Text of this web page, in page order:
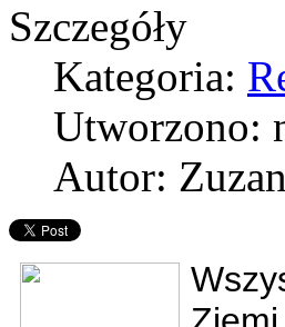
Szczegóły
Kategoria:
Utworzono:
Autor: